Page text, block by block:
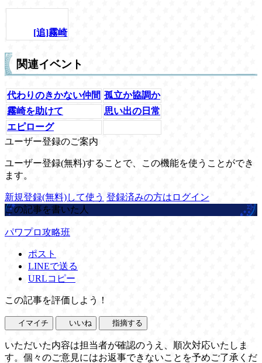
[追]霧崎
関連イベント
代わりのきかない仲間 孤立か協調か
霧崎を助けて
思い出の日常
エピローグ
ユーザー登録のご案内
ユーザー登録(無料)することで、この機能を使うことができ
ます。
新規登録(無料)して使う 登録済みの方はログイン
この記事を書いた人
パワプロ攻略班
ポスト
LINEで送る
URLコピー
この記事を評価しよう！
イマイチ いいね 指摘する
いただいた内容は担当者が確認のうえ、順次対応いたしま
す。個々のご意見にはお返事できないことを予めご了承くだ